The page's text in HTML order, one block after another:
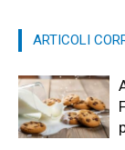
ARTICOLI